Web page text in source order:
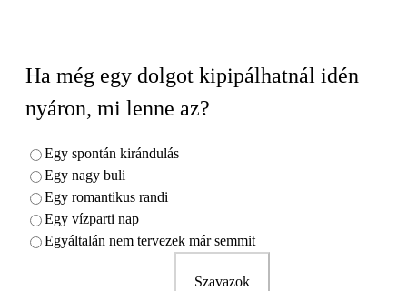
Ha még egy dolgot kipipálhatnál idén
nyáron, mi lenne az?
Egy spontán kirándulás
Egy nagy buli
Egy romantikus randi
Egy vízparti nap
Egyáltalán nem tervezek már semmit
Szavazok